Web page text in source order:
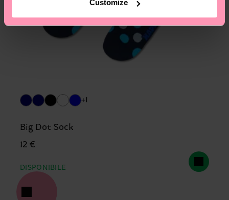
Customize
+1
Big Dot Sock
12 €
DISPONIBILE